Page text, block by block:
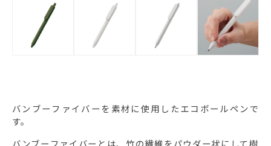
バンブーファイバーを素材に使用したエコボールペンで
す。
バンブーファイバーとは、竹の繊維をパウダー状にして樹